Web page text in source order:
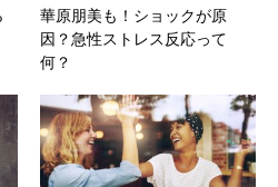
華原朋美も！ショックが原
因？急性ストレス反応って
何？